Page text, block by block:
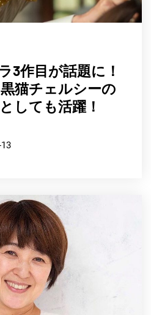
3作目が話題に！
猫チェルシーの
しても活躍！